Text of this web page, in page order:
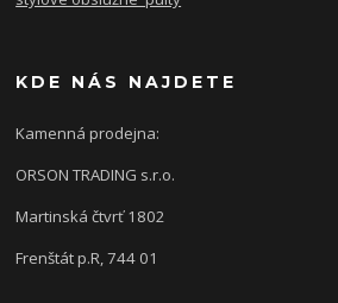
KDE NÁS NAJDETE
Kamenná prodejna:
ORSON TRADING s.r.o.
Martinská čtvrť 1802
Frenštát p.R, 744 01